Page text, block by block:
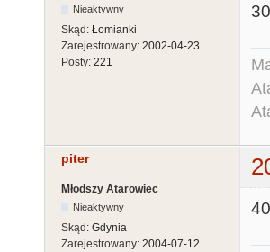
Nieaktywny
Skąd: Łomianki
Zarejestrowany: 2002-04-23
Posty: 221
piter
Młodszy Atarowiec
Nieaktywny
Skąd: Gdynia
Zarejestrowany: 2004-07-12